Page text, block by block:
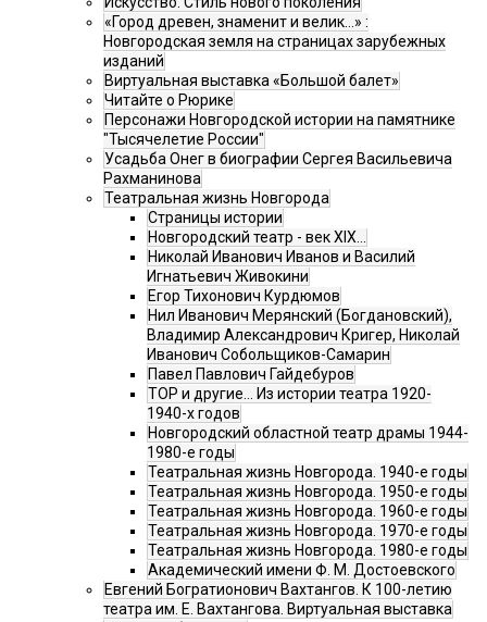
«Город древен, знаменит и велик…» :
Новгородская земля на страницах зарубежных
изданий
Виртуальная выставка «Большой балет»
Читайте о Рюрике
Персонажи Новгородской истории на памятнике
"Тысячелетие России"
Усадьба Онег в биографии Сергея Васильевича
Рахманинова
Театральная жизнь Новгорода
Страницы истории
Новгородский театр - век XIX…
Николай Иванович Иванов и Василий
Игнатьевич Живокини
Егор Тихонович Курдюмов
Нил Иванович Мерянский (Богдановский),
Владимир Александрович Кригер, Николай
Иванович Собольщиков-Самарин
Павел Павлович Гайдебуров
ТОР и другие… Из истории театра 1920-
1940-х годов
Новгородский областной театр драмы 1944-
1980-е годы
Театральная жизнь Новгорода. 1940-е годы
Театральная жизнь Новгорода. 1950-е годы
Театральная жизнь Новгорода. 1960-е годы
Театральная жизнь Новгорода. 1970-е годы
Театральная жизнь Новгорода. 1980-е годы
Академический имени Ф. М. Достоевского
Евгений Богратионович Вахтангов. К 100-летию
театра им. Е. Вахтангова. Виртуальная выставка